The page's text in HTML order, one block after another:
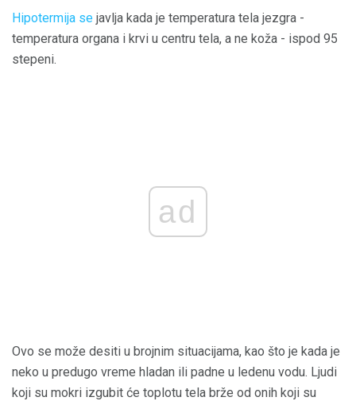
Hipotermija se javlja kada je temperatura tela jezgra -
temperatura organa i krvi u centru tela, a ne koža - ispod 95
stepeni.
ad
Ovo se može desiti u brojnim situacijama, kao što je kada je
neko u predugo vreme hladan ili padne u ledenu vodu. Ljudi
koji su mokri izgubit će toplotu tela brže od onih koji su